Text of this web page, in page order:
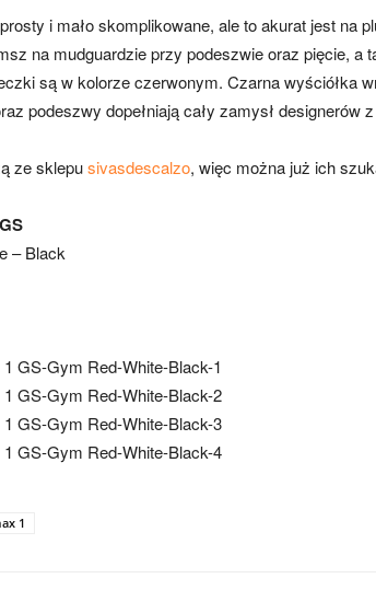
i mało skomplikowane, ale to akurat jest na
na mudguardzie przy podeszwie oraz pięcie, a
są w kolorze czerwonym. Czarna wyściółka
podeszwy dopełniają cały zamysł designerów
ze sklepusivasdescalzo, więc można już ich
– Black
1